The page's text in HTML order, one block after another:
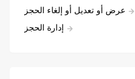
عرض أو تعديل أو إلغاء الحجز
إدارة الحجز